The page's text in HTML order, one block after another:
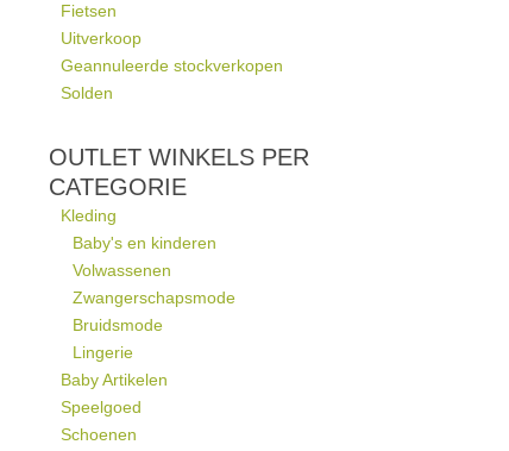
Fietsen
Uitverkoop
Geannuleerde stockverkopen
Solden
OUTLET WINKELS PER
CATEGORIE
Kleding
Baby's en kinderen
Volwassenen
Zwangerschapsmode
Bruidsmode
Lingerie
Baby Artikelen
Speelgoed
Schoenen